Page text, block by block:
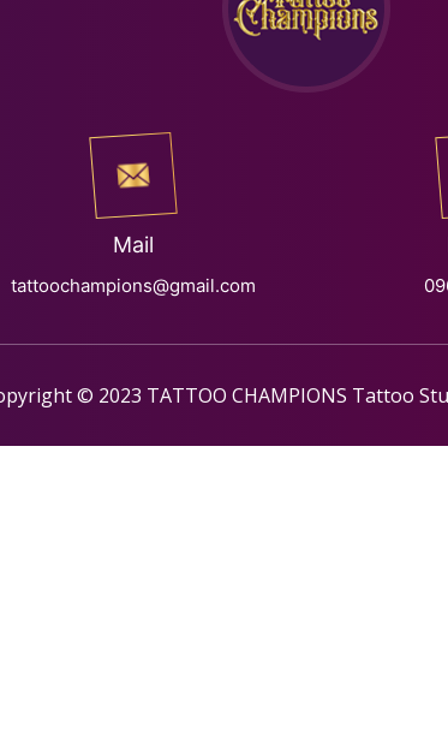
Mail
tattoochampions@gmail.com
© 2023 TATTOO CHAMPIONS Tattoo